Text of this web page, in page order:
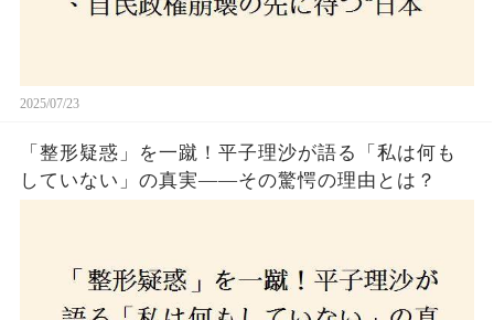
2025/07/23
「整形疑惑」を一蹴！平子理沙が語る「私は何も
していない」の真実——その驚愕の理由とは？